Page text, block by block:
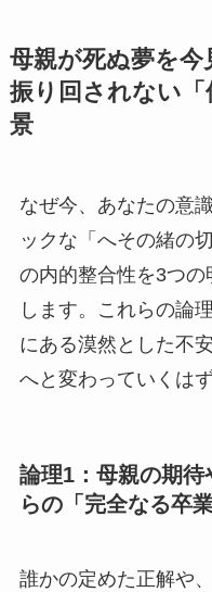
母親が死ぬ夢を今
振り回されない
景
なぜ今、あなたの意
ックな「へその緒の
の内的整合性を3つ
します。これらの論
にある漠然とした不
へと変わっていくはず
論理1：母親の期
らの「完全なる卒業
誰かの定めた正解や